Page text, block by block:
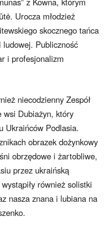
Urocza młodzież
skocznego tańca
Publiczność
i profesjonalizm
niecodzienny Zespół
wsi Dubiażyn, który
Ukraińców Podlasia.
obrazek dożynkowy
obrzędowe i żartobliwe,
przez ukraińską
również solistki
nasza znana i lubiana na